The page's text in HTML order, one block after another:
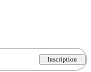
Inscription